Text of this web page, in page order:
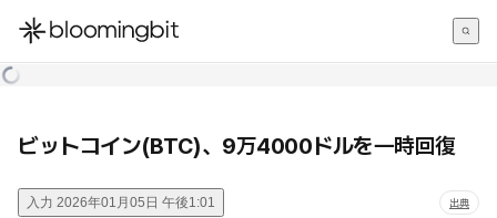
한국어
ビットコイン(BTC)、9万4000ドルを一時回復
入力 2026年01月05日 午後1:01 出典